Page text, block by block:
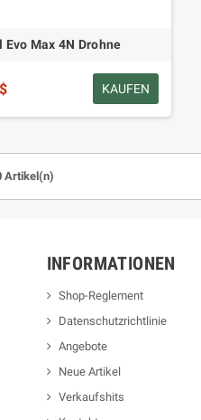
Evo Max 4N Drohne
KAUFEN
Artikel(n)
INFORMATIONEN
Shop-Reglement
Datenschutzrichtlinie
Angebote
Neue Artikel
Verkaufshits